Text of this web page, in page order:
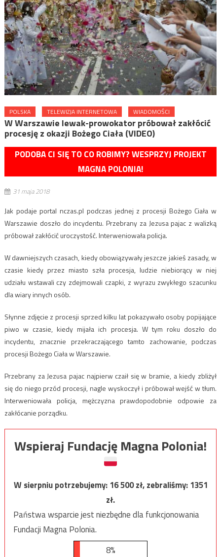
POLSKA TELEWIZJA INTERNETOWA WIADOMOŚCI
W Warszawie lewak-prowokator próbował zakłócić
procesję z okazji Bożego Ciała (VIDEO)
PODOBA CI SIĘ TO CO ROBIMY? WESPRZYJ PROJEKT
MAGNA POLONIA!
31 maja 2018
Jak podaje portal nczas.pl podczas jednej z procesji Bożego Ciała w
Warszawie doszło do incydentu. Przebrany za Jezusa pajac z walizką
próbował zakłócić uroczystość. Interweniowała policja.
W dawniejszych czasach, kiedy obowiązywały jeszcze jakieś zasady, w
czasie kiedy przez miasto szła procesja, ludzie niebiorący w niej
udziału wstawali czy zdejmowali czapki, z wyrazu zwykłego szacunku
dla wiary innych osób.
Słynne zdjęcie z procesji sprzed kilku lat pokazywało osoby popijające
piwo w czasie, kiedy mijała ich procesja. W tym roku doszło do
incydentu, znacznie przekraczającego tamto zachowanie, podczas
procesji Bożego Ciała w Warszawie.
Przebrany za Jezusa pajac najpierw czaił się w bramie, a kiedy zbliżył
się do niego przód procesji, nagle wyskoczył i próbował wejść w tłum.
Interweniowała policja, mężczyzna prawdopodobnie odpowie za
zakłócanie porządku.
Wspieraj Fundację Magna Polonia!
W sierpniu potrzebujemy:16 500zł, zebraliśmy:1351
zł.
Państwa wsparcie jest niezbędne dla funkcjonowania
Fundacji Magna Polonia.
8%